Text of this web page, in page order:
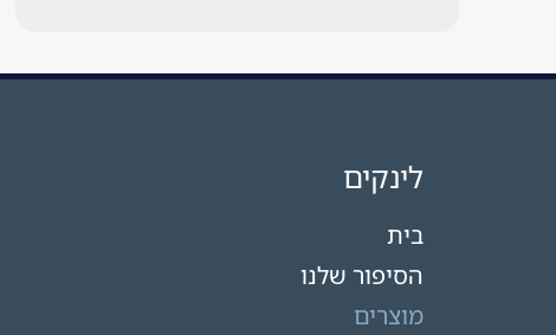
לינקים
בית
הסיפור שלנו
מוצרים